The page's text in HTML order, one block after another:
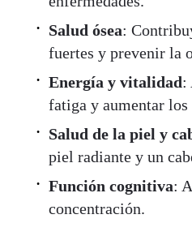
Salud ósea:
fuertes y prevenir la
Energía y vitalidad:
fatiga y aumentar los
Salud de la piel y
piel radiante y un
Función cognitiva:
concentración.